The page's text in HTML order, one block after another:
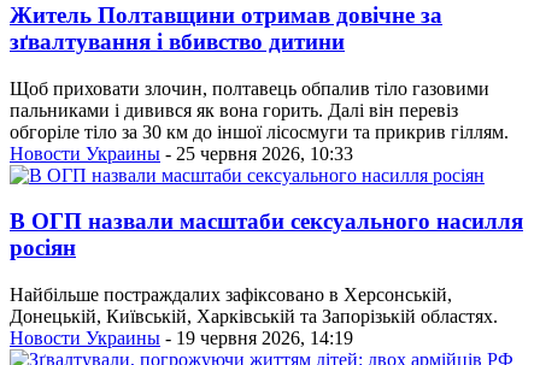
Житель Полтавщини отримав довічне за
зґвалтування і вбивство дитини
Щоб приховати злочин, полтавець обпалив тіло газовими
пальниками і дивився як вона горить. Далі він перевіз
обгоріле тіло за 30 км до іншої лісосмуги та прикрив гіллям.
Новости Украины - 25 червня 2026, 10:33
В ОГП назвали масштаби сексуального насилля
росіян
Найбільше постраждалих зафіксовано в Херсонській,
Донецькій, Київській, Харківській та Запорізькій областях.
Новости Украины - 19 червня 2026, 14:19